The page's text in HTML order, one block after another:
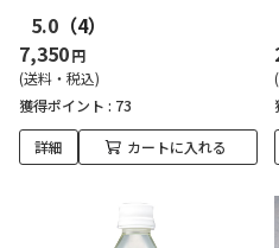
5.0 （4）
7,350円
(送料・税込)
獲得ポイント : 73
詳細 カートに入れる